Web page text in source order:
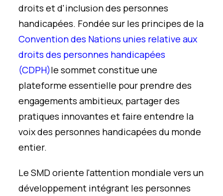
droits et d'inclusion des personnes
handicapées. Fondée sur les principes de la
Convention des Nations unies relative aux
droits des personnes handicapées
(CDPH)le sommet constitue une
plateforme essentielle pour prendre des
engagements ambitieux, partager des
pratiques innovantes et faire entendre la
voix des personnes handicapées du monde
entier.
Le SMD oriente l'attention mondiale vers un
développement intégrant les personnes